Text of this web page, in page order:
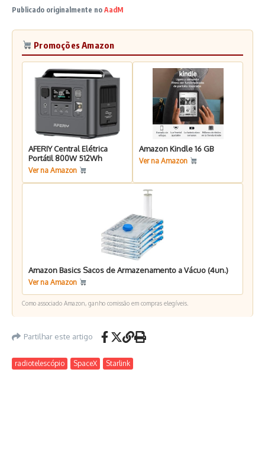
Publicado originalmente no AadM
Promoções Amazon
AFERIY Central Elétrica
Portátil 800W 512Wh
Ver na Amazon
Amazon Kindle 16 GB
Ver na Amazon
Amazon Basics Sacos de Armazenamento a Vácuo (4un.)
Ver na Amazon
Como associado Amazon, ganho comissão em compras elegíveis.
Partilhar este artigo
radiotelescópio SpaceX Starlink